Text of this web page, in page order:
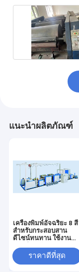
แนะนำผลิตภัณฑ์
เครื่องพิมพ์อัจฉริยะ 8 สี
สำหรับกระสอบสาน
ดีไซน์ทนทาน ใช้งาน
ราคาดีที่สุด